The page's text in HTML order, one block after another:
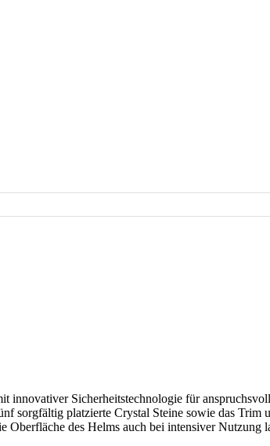
innovativer Sicherheitstechnologie für
sorgfältig platzierte Crystal Steine sowie das
Oberfläche des Helms auch bei intensiver Nutzung